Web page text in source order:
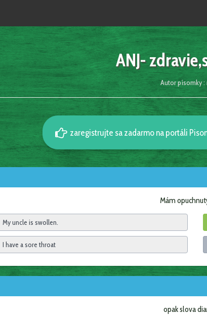
ANJ-
Autor písomky :
zaregistrujte sa zadarmo na portáli
Mám
opak slova